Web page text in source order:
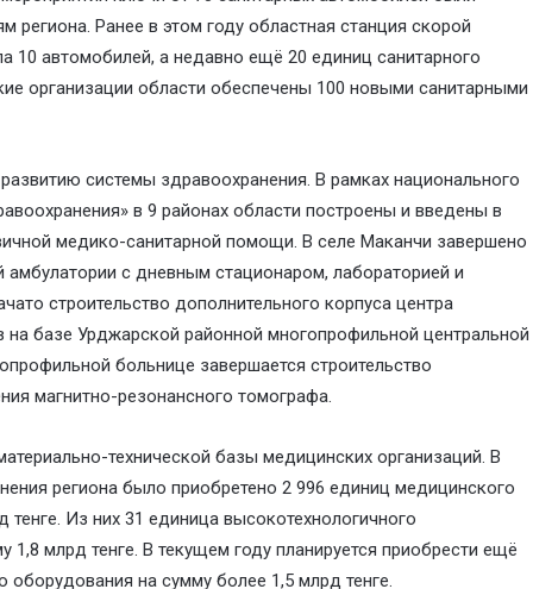
Ранее в этом году областная станция скорой
автомобилей, а недавно ещё 20 единиц санитарного
организации области обеспечены 100 новыми санитарными
системы здравоохранения. В рамках национального
в 9 районах области построены и введены в
медико-санитарной помощи. В селе Маканчи завершено
амбулатории с дневным стационаром, лабораторией и
строительство дополнительного корпуса центра
базе Урджарской районной многопрофильной центральной
больнице завершается строительство
магнитно-резонансного томографа.
технической базы медицинских организаций. В
региона было приобретено 2 996 единиц медицинского
Из них 31 единица высокотехнологичного
млрд тенге. В текущем году планируется приобрести ещё
на сумму более 1,5 млрд тенге.